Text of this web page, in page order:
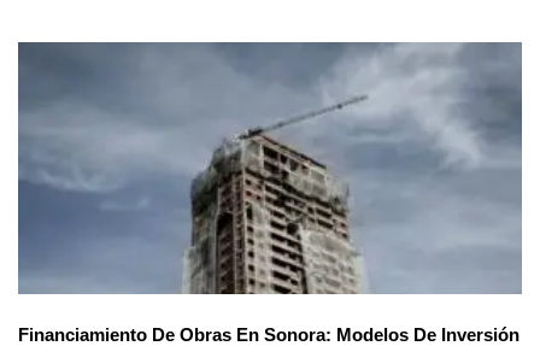
Financiamiento De Obras En Sonora: Modelos De Inversión